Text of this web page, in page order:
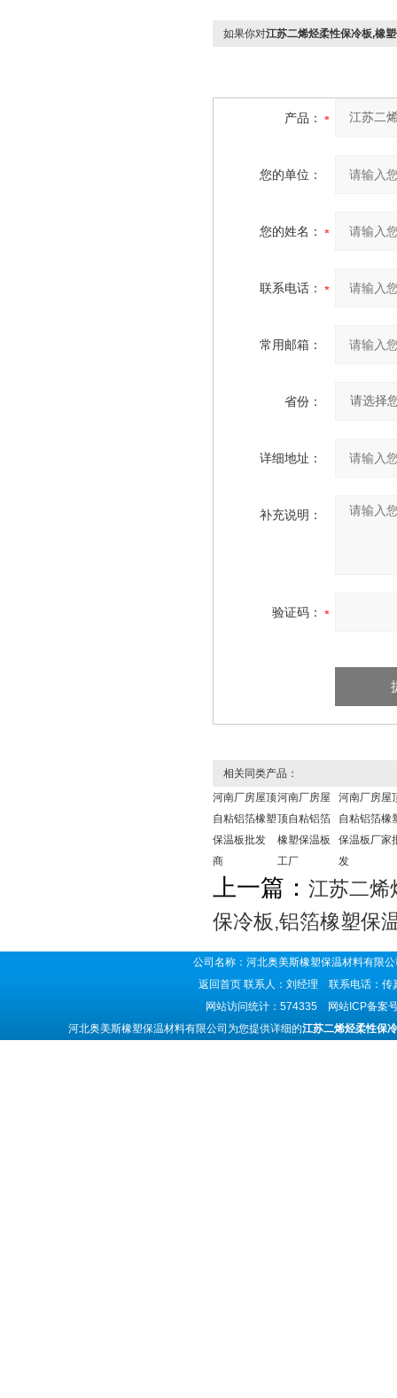
如果你对江苏二烯烃柔性保冷板,橡
产品：
您的单位：
您的姓名：
联系电话：
常用邮箱：
省份：
详细地址：
补充说明：
验证码：
相关同类产品：
河南厂房屋顶
自粘铝箔橡塑
保温板批发
商
河南厂房屋
顶自粘铝箔
橡塑保温板
工厂
河南厂房屋
自粘铝箔橡
保温板厂家
发
上一篇： 江苏二烯
保冷板,铝箔橡塑保
公司名称：河北奥美斯橡塑保温材料有
返回首页 联系人：刘经理 联系电话：
网站访问统计：574335 网站ICP备案
河北奥美斯橡塑保温材料有限公司为您提供详细的江苏二烯烃柔性保